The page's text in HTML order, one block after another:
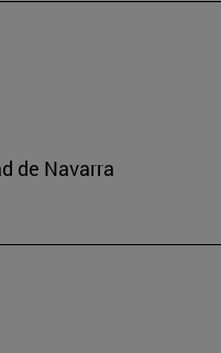
de Navarra